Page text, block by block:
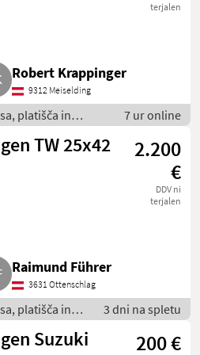
terjalen
Robert Krappinger
9312 Meiselding
platišča in
/ Druga
platišča in
7 ur online
TW 25x42
2.200
€
DDV ni
terjalen
Raimund Führer
3631 Ottenschlag
platišča in
/ Druga
platišča in
3 dni na spletu
Suzuki
200 €